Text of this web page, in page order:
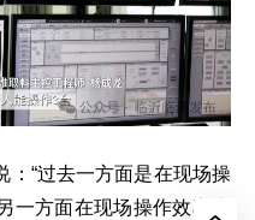
：“过去一方面是在现场操
一方面在现场操作效率比